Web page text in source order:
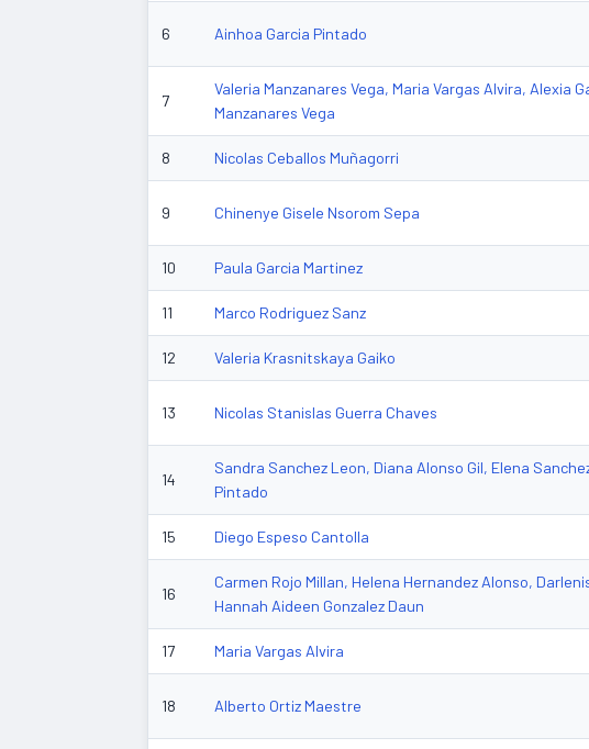
6 Ainhoa Garcia Pintado
7
Valeria Manzanares Vega, Maria Vargas Alvira, Alexia
Manzanares Vega
8 Nicolas Ceballos Muñagorri
9 Chinenye Gisele Nsorom Sepa
10 Paula Garcia Martinez
11 Marco Rodriguez Sanz
12 Valeria Krasnitskaya Gaiko
13 Nicolas Stanislas Guerra Chaves
14
Sandra Sanchez Leon, Diana Alonso Gil, Elena
Pintado
15 Diego Espeso Cantolla
16
Carmen Rojo Millan, Helena Hernandez Alonso,
Hannah Aideen Gonzalez Daun
17 Maria Vargas Alvira
18 Alberto Ortiz Maestre